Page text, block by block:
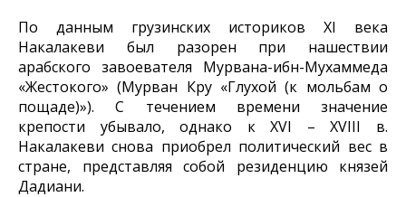
По данным грузинских историков XI века
Накалакеви был разорен при нашествии
арабского завоевателя Мурвана-ибн-Мухаммеда
«Жестокого» (Мурван Кру «Глухой (к мольбам о
пощаде)»). С течением времени значение
крепости убывало, однако к XVI – XVIII в.
Накалакеви снова приобрел политический вес в
стране, представляя собой резиденцию князей
Дадиани.